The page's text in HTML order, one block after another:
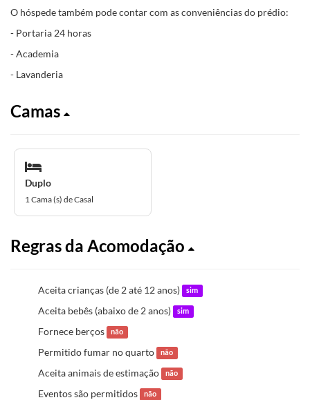
O hóspede também pode contar com as conveniências do prédio:
- Portaria 24 horas
- Academia
- Lavanderia
Camas
Duplo
1 Cama (s) de Casal
Regras da Acomodação
Aceita crianças (de 2 até 12 anos) sim
Aceita bebês (abaixo de 2 anos) sim
Fornece berços não
Permitido fumar no quarto não
Aceita animais de estimação não
Eventos são permitidos não